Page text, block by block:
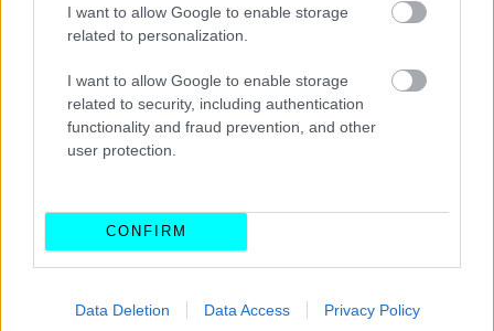
I want to allow Google to enable storage
related to personalization.
I want to allow Google to enable storage
related to security, including authentication
functionality and fraud prevention, and other
user protection.
CONFIRM
Data Deletion Data Access Privacy Policy